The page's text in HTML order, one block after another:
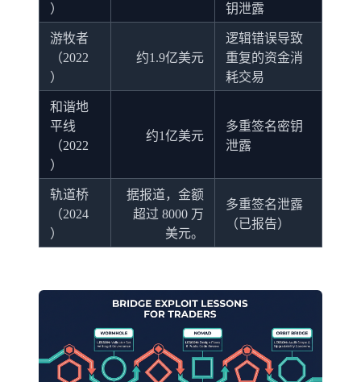
）
钥泄露
游牧者
（2022
）
约1.9亿美元
逻辑错误导致
重复的资金消
耗交易
和谐地
平线
（2022
）
约1亿美元
多重签名密钥
泄露
轨道桥
（2024
）
据报道，金额
超过 8000 万
美元。
多重签名泄露
（已报告）